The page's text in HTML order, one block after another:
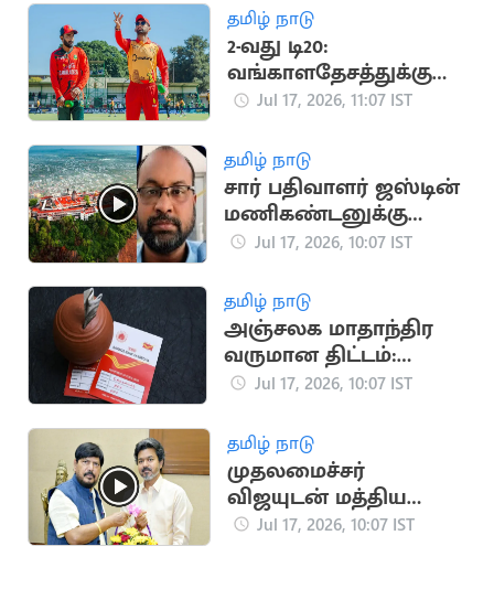
தமிழ் நாடு
2-வது டி20:
வங்காளதேசத்துக்கு
எதிராக ஜிம்பாப்வே
Jul 17, 2026, 11:07 IST
தமிழ் நாடு
சார் பதிவாளர் ஜஸ்டின்
மணிகண்டனுக்கு
நிபந்தனையுடன்
Jul 17, 2026, 10:07 IST
தமிழ் நாடு
அஞ்சலக மாதாந்திர
வருமான திட்டம்:
வங்கி கணக்கில்
Jul 17, 2026, 10:07 IST
தமிழ் நாடு
முதலமைச்சர்
விஜயுடன் மத்திய
இணையமைச்சர்
Jul 17, 2026, 10:07 IST